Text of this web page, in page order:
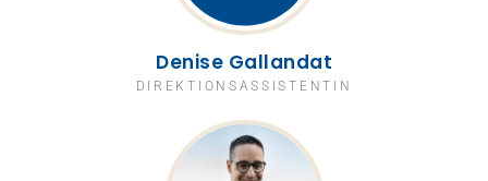
Denise Gallandat
DIREKTIONSASSISTENTIN